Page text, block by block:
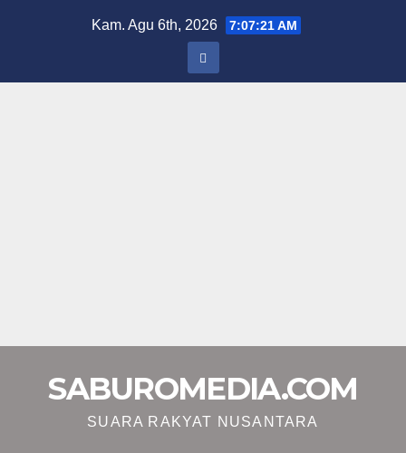
Kam. Agu 6th, 2026 7:07:21 AM
SABUROMEDIA.COM
SUARA RAKYAT NUSANTARA